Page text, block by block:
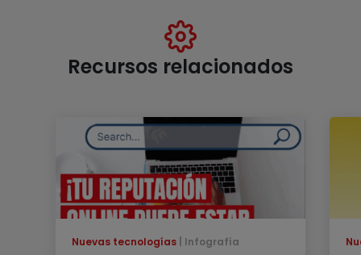
Recursos relacionados
Nuevas tecnologías Infografía